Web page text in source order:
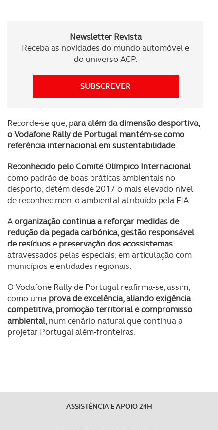
Newsletter Revista
Receba as novidades do mundo automóvel e
do universo ACP.
SUBSCREVER
Recorde-se que, para além da dimensão desportiva,
o Vodafone Rally de Portugal mantém-se como
referência internacional em sustentabilidade.
Reconhecido pelo Comité Olímpico Internacional
como padrão de boas práticas ambientais no
desporto, detém desde 2017 o mais elevado nível
de reconhecimento ambiental atribuído pela FIA.
Aorganização continua a reforçar medidas de
redução da pegada carbónica, gestão responsável
de resíduos e preservação dos ecossistemas
atravessados pelas especiais, em articulação com
municípios e entidades regionais.
O Vodafone Rally de Portugal reafirma-se, assim,
como uma prova de excelência, aliando exigência
competitiva, promoção territorial e compromisso
ambiental, num cenário natural que continua a
projetar Portugal além-fronteiras.
ASSISTÊNCIA E APOIO 24H